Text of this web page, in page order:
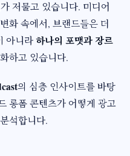
저물고 있습니다. 미디어
화 속에서, 브랜드들은 더
아니라하나의 포맷과 장르
하고 있습니다.
의 심층 인사이트를 바탕
롱폼 콘텐츠가 어떻게 광고
석합니다.